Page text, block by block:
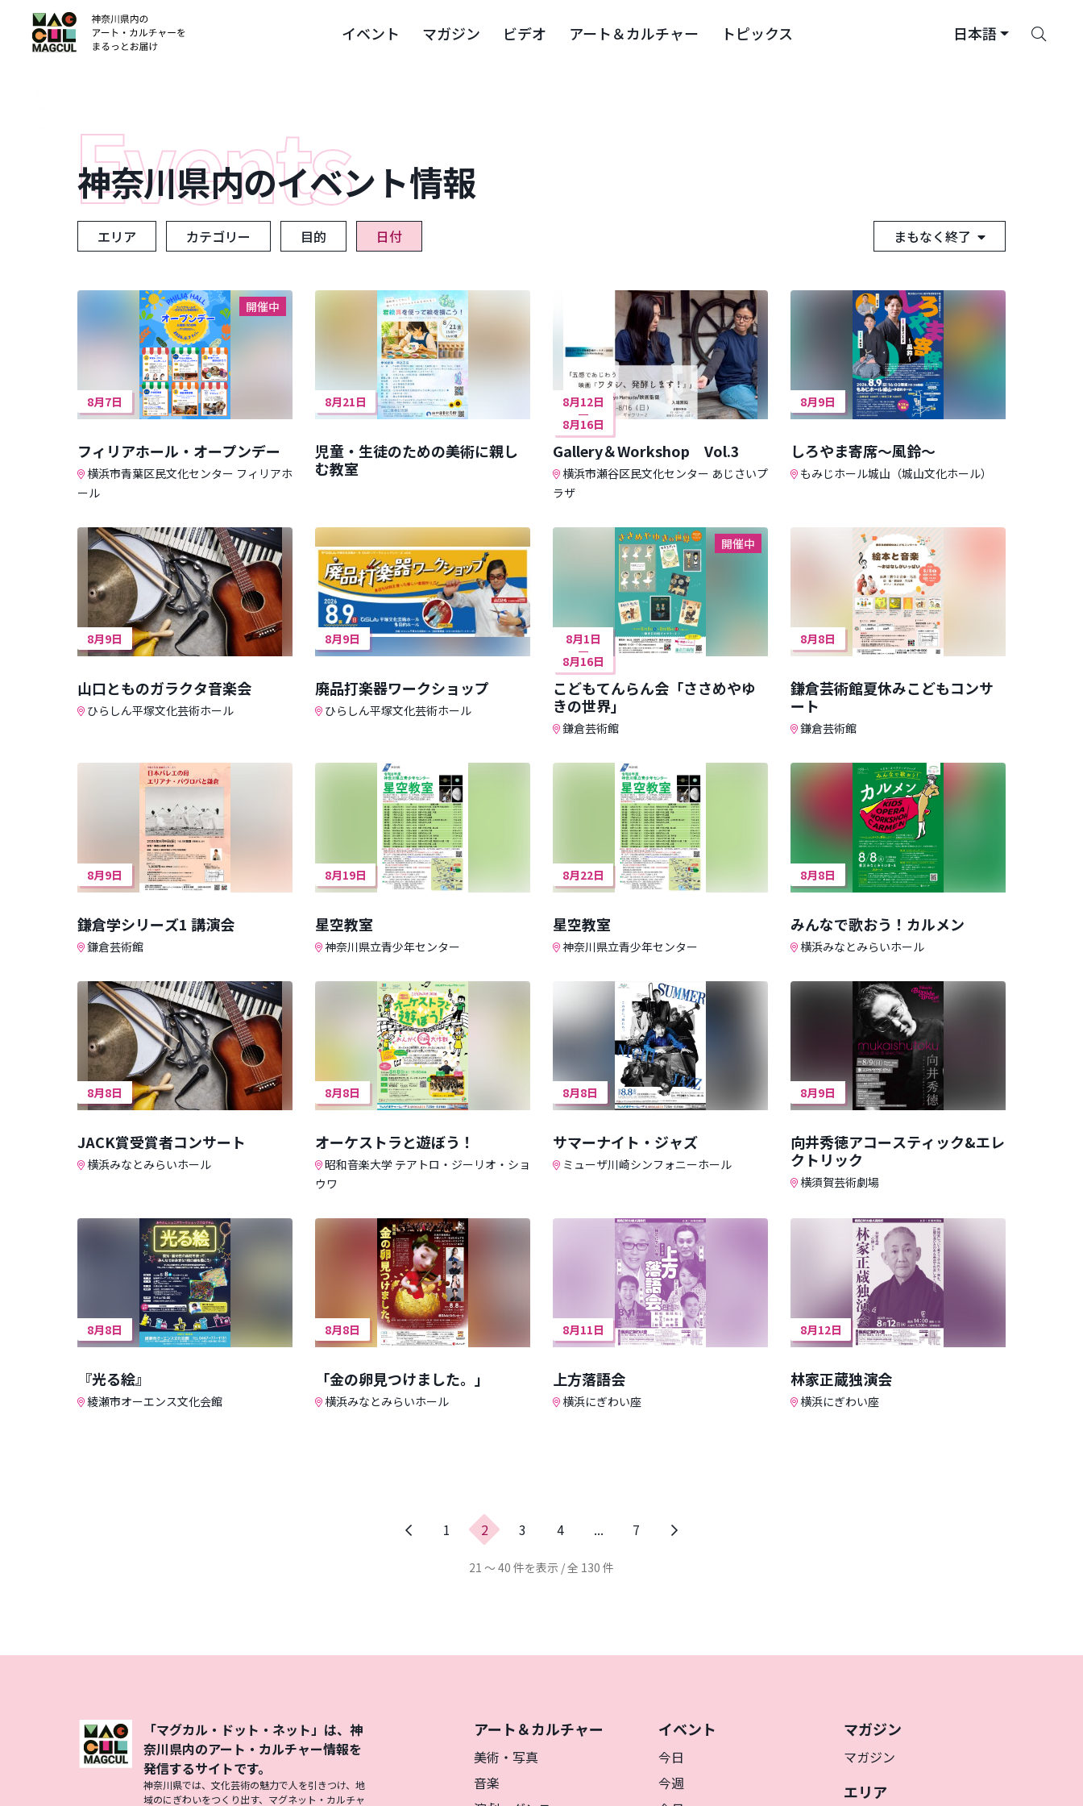
イベント マガジン ビデオ アート＆カルチャー トピックス 日本語
が
ン
テ
ン
神奈川県内のイベント情報
エリア カテゴリー 目的 日付 まもなく終了
開催中
8月7日
フィリアホール・オープンデー
横浜市青葉区民文化センター フィリアホ
ール
8月21日
児童・生徒のための美術に親し
む教室
8月12日
8月16日
Gallery＆Workshop Vol.3
横浜市瀬谷区民文化センター あじさいプ
ラザ
8月9日
しろやま寄席～風鈴～
もみじホール城山（城山文化ホール）
8月9日
山口とものガラクタ音楽会
ひらしん平塚文化芸術ホール
8月9日
廃品打楽器ワークショップ
ひらしん平塚文化芸術ホール
開催中
8月1日
8月16日
こどもてんらん会「ささめやゆ
きの世界」
鎌倉芸術館
8月8日
鎌倉芸術館夏休みこどもコンサ
ート
鎌倉芸術館
8月9日
鎌倉学シリーズ1 講演会
鎌倉芸術館
8月19日
星空教室
神奈川県立青少年センター
8月22日
星空教室
神奈川県立青少年センター
8月8日
みんなで歌おう！カルメン
横浜みなとみらいホール
8月8日
JACK賞受賞者コンサート
横浜みなとみらいホール
8月8日
オーケストラと遊ぼう！
昭和音楽大学 テアトロ・ジーリオ・ショ
ウワ
8月8日
サマーナイト・ジャズ
ミューザ川崎シンフォニーホール
8月9日
向井秀徳アコースティック&エレ
クトリック
横須賀芸術劇場
8月8日
『光る絵』
綾瀬市オーエンス文化会館
8月8日
「金の卵見つけました。」
横浜みなとみらいホール
8月11日
上方落語会
横浜にぎわい座
8月12日
林家正蔵独演会
横浜にぎわい座
前
1 2 3 4 ... 7
21 ～ 40 件を表示 / 全 130 件
アート＆カルチャー
美術・写真
音楽
イベント
今日
今週
マガジン
マガジン
エリア
「マグカル・ドット・ネット」は、神
奈川県内のアート・カルチャー情報を
発信するサイトです。
神奈川県では、文化芸術の魅力で人を引きつけ、地
域のにぎわいをつくり出す、マグネット・カルチャ